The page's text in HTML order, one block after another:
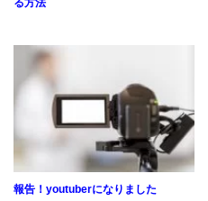
る方法
報告！youtuberになりました